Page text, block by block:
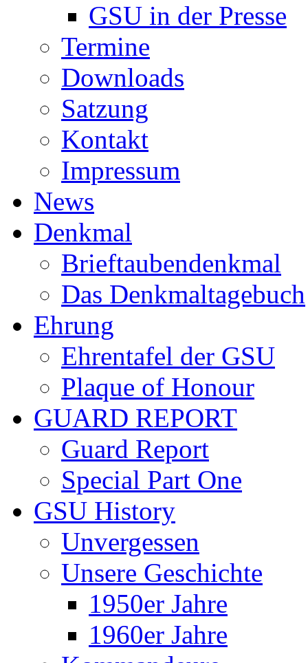
GSU in der Presse
Termine
Downloads
Satzung
Kontakt
Impressum
News
Denkmal
Brieftaubendenkmal
Das Denkmaltagebuch
Ehrung
Ehrentafel der GSU
Plaque of Honour
GUARD REPORT
Guard Report
Special Part One
GSU History
Unvergessen
Unsere Geschichte
1950er Jahre
1960er Jahre